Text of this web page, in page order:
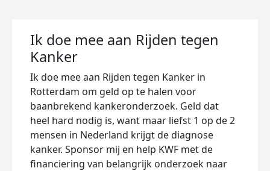
Ik doe mee aan Rijden tegen
Kanker
Ik doe mee aan Rijden tegen Kanker in
Rotterdam om geld op te halen voor
baanbrekend kankeronderzoek. Geld dat
heel hard nodig is, want maar liefst 1 op de 2
mensen in Nederland krijgt de diagnose
kanker. Sponsor mij en help KWF met de
financiering van belangrijk onderzoek naar